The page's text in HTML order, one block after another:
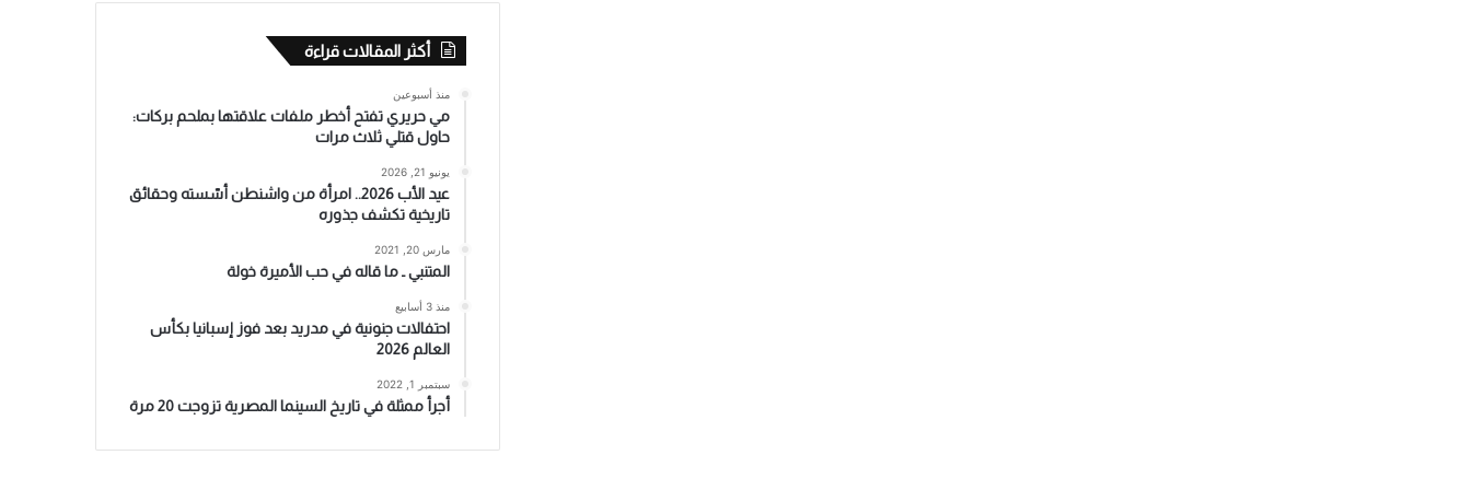
أكثر المقالات قراءة
منذ أسبوعين
مي حريري تفتح أخطر ملفات علاقتها بملحم بركات:
حاول قتلي ثلاث مرات
يونيو 21, 2026
عيد الأب 2026.. امرأة من واشنطن أسّسته وحقائق
تاريخية تكشف جذوره
مارس 20, 2021
المتنبي ـ ما قاله في حب الأميرة خولة
منذ 3 أسابيع
احتفالات جنونية في مدريد بعد فوز إسبانيا بكأس
العالم 2026
سبتمبر 1, 2022
أجرأ ممثلة في تاريخ السينما المصرية تزوجت 20 مرة